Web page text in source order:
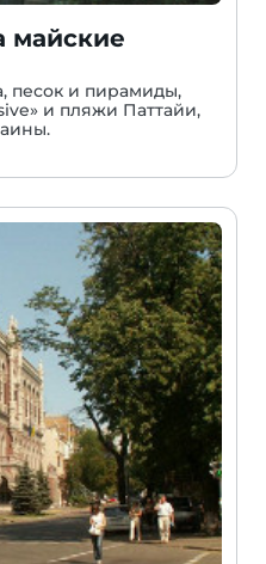
майские
песок и пирамиды,
и пляжи Паттайи,